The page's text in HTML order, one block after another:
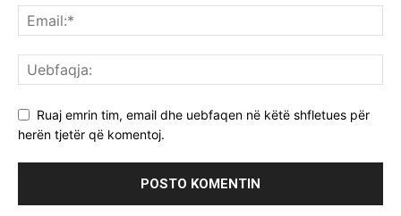
Ruaj emrin tim, email dhe uebfaqen në këtë shfletues për
herën tjetër që komentoj.